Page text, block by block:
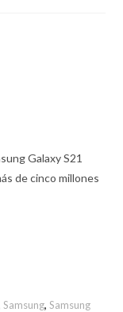
Galaxy S21
de cinco millones
Samsung,Samsung